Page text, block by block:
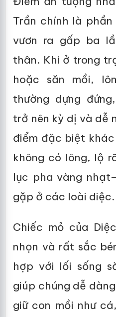
Trần chính là
vươn ra gấp ba
thân. Khi ở trong
hoặc săn mồi,
thường dựng
trở nên kỳ dị và dễ
điểm đặc biệt
không có lông, lộ
lục pha vàng
gặp ở các loài diệc.
Chiếc mỏ của
nhọn và rất sắc
hợp với lối sống
giúp chúng dễ
giữ con mồi như